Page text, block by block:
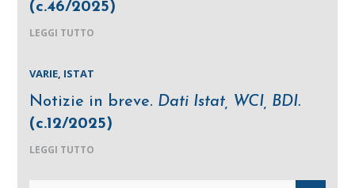
(c.46/2025)
LEGGI TUTTO
VARIE, ISTAT
Notizie in breve. Dati Istat, WCI, BDI.
(c.12/2025)
LEGGI TUTTO